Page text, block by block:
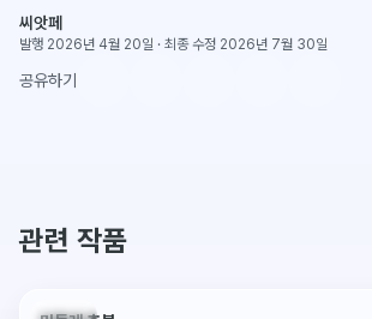
씨앗페
발행 2026년 4월 20일 · 최종 수정 2026년 7월 30일
공유하기
관련 작품
판매중